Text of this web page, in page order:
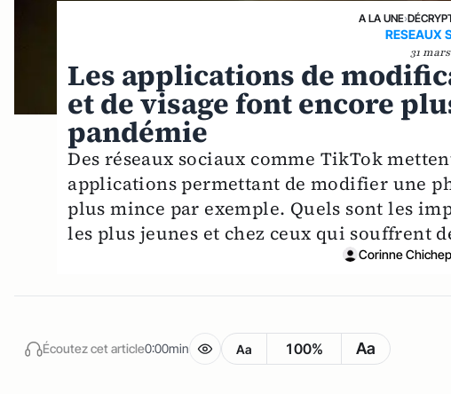
A LA UNE›
RESEAUX
31 mars
Les applications de
et de visage font encore
pandémie
Des réseaux sociaux comme TikTok
applications permettant de modifier une
plus mince par exemple. Quels sont les
les plus jeunes et chez ceux qui souffrent
Corinne
Écoutez cet article0:00min Aa 100% Aa